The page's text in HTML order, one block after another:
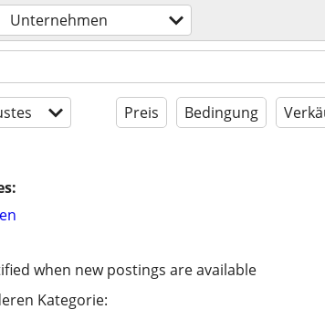
Unternehmen
Preis Bedingung
when new postings are available
Kategorie: